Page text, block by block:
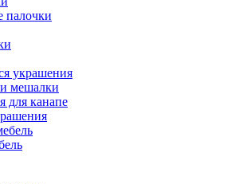
палочки
украшения
мешалки
для канапе